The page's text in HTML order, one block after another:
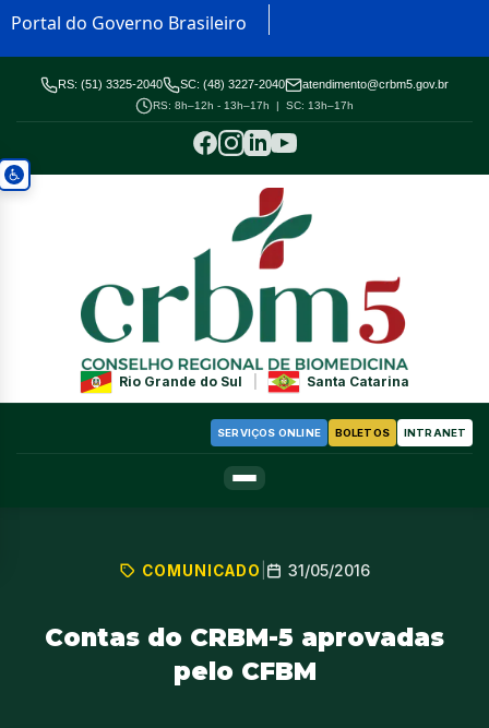
Portal do Governo Brasileiro
RS: (51) 3325-2040 SC: (48) 3227-2040 atendimento@crbm5.gov.br
RS: 8h–12h - 13h–17h | SC: 13h–17h
Rio Grande do Sul Santa Catarina
SERVIÇOS ONLINE BOLETOS INTRANET
COMUNICADO 31/05/2016
Contas do CRBM-5 aprovadas
pelo CFBM